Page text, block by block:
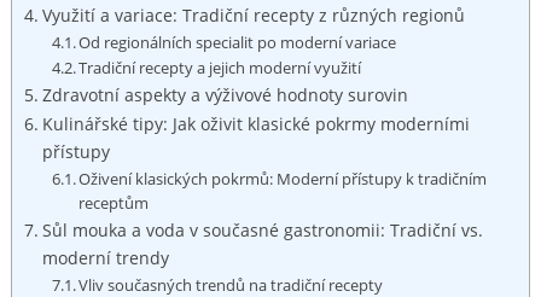
Využití a variace: Tradiční recepty z různých regionů
Od regionálních specialit po moderní variace
Tradiční recepty a jejich moderní využití
Zdravotní aspekty a výživové hodnoty surovin
Kulinářské tipy: Jak oživit klasické pokrmy moderními
přístupy
Oživení klasických pokrmů: Moderní přístupy k tradičním
receptům
Sůl mouka a voda v současné gastronomii: Tradiční vs.
moderní trendy
Vliv současných trendů na tradiční recepty